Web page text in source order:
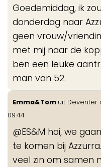
Goedemiddag, ik
donderdag naar
geen vrouw/
met mij naar de
ben een leuke
man van 52.
Emma&Tom uit Deventer
09:44
@ES&M hoi, we
te komen bij
veel zin om samen